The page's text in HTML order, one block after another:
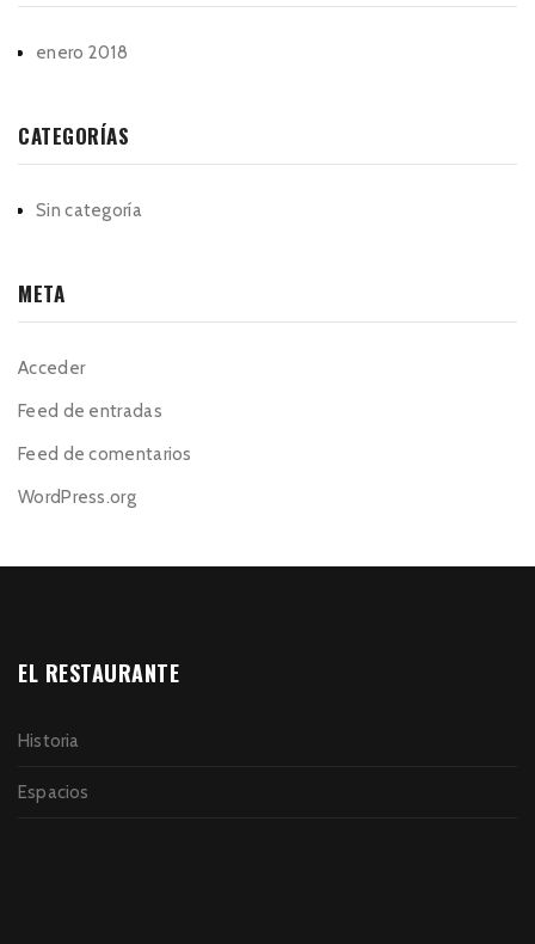
enero 2018
CATEGORÍAS
Sin categoría
META
Acceder
Feed de entradas
Feed de comentarios
WordPress.org
EL RESTAURANTE
Historia
Espacios